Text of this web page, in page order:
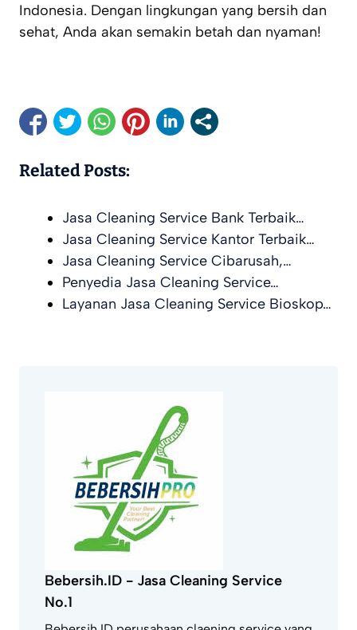
Indonesia. Dengan lingkungan yang bersih dan
sehat, Anda akan semakin betah dan nyaman!
Related Posts:
Jasa Cleaning Service Bank Terbaik…
Jasa Cleaning Service Kantor Terbaik…
Jasa Cleaning Service Cibarusah,…
Penyedia Jasa Cleaning Service…
Layanan Jasa Cleaning Service Bioskop…
Bebersih.ID - Jasa Cleaning Service
No.1